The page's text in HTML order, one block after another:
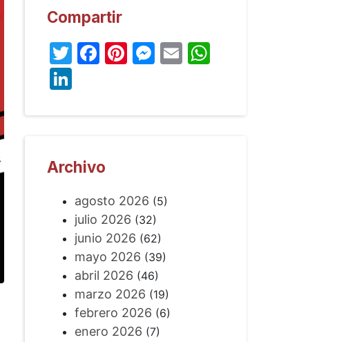
Compartir
Twitter
Facebook
Pinterest
Messenger
EmailWhatsApp
LinkedIn
Archivo
agosto 2026 (5)
julio 2026 (32)
junio 2026 (62)
mayo 2026 (39)
abril 2026 (46)
marzo 2026 (19)
febrero 2026 (6)
enero 2026 (7)